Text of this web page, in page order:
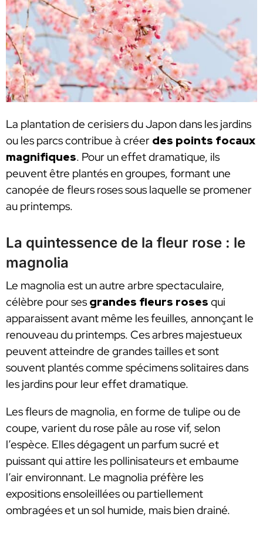
La plantation de cerisiers du Japon dans les jardins
ou les parcs contribue à créer des points focaux
magnifiques. Pour un effet dramatique, ils
peuvent être plantés en groupes, formant une
canopée de fleurs roses sous laquelle se promener
au printemps.
La quintessence de la fleur rose : le
magnolia
Le magnolia est un autre arbre spectaculaire,
célèbre pour ses grandes fleurs roses qui
apparaissent avant même les feuilles, annonçant le
renouveau du printemps. Ces arbres majestueux
peuvent atteindre de grandes tailles et sont
souvent plantés comme spécimens solitaires dans
les jardins pour leur effet dramatique.
Les fleurs de magnolia, en forme de tulipe ou de
coupe, varient du rose pâle au rose vif, selon
l’espèce. Elles dégagent un parfum sucré et
puissant qui attire les pollinisateurs et embaume
l’air environnant. Le magnolia préfère les
expositions ensoleillées ou partiellement
ombragées et un sol humide, mais bien drainé.